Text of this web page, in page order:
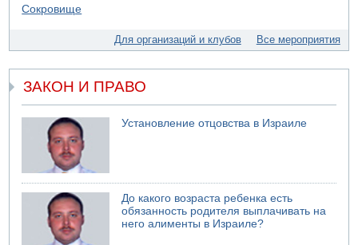
Саудовская Аравия опасается нападения хуситов и
иракских ополченцев
07.08.2026 08:29
В Бат-Яме утонул мужчина
07.08.2026 08:29
Стрельба в школе Таиланда
07.08.2026 06:47
Недалеко от Бейт-Шемеша погиб велосипедист
07.08.2026 06:24
Для организаций и клубов Все мероприятия
ЗАКОН И ПРАВО
Установление отцовства в Израиле
До какого возраста ребенка есть
обязанность родителя выплачивать на
него алименты в Израиле?